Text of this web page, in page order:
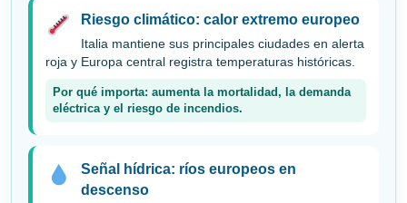
Riesgo climático: calor extremo europeo
Italia mantiene sus principales ciudades en alerta
roja y Europa central registra temperaturas históricas.
Por qué importa: aumenta la mortalidad, la demanda
eléctrica y el riesgo de incendios.
Señal hídrica: ríos europeos en
descenso